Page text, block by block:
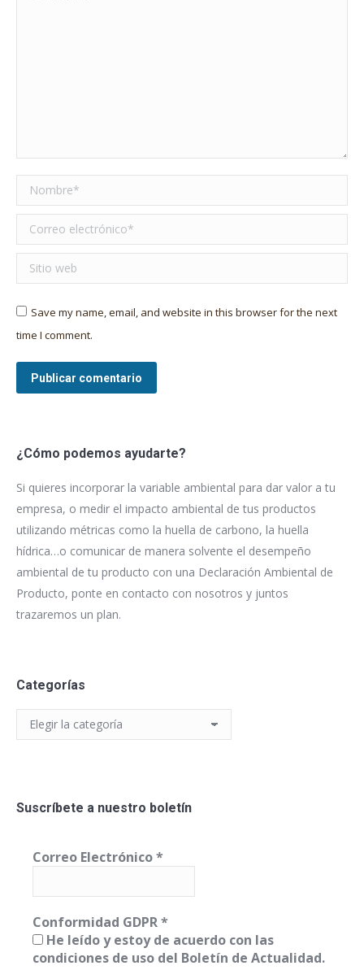
Nombre *
Correo electrónico *
Sitio web
Save my name, email, and website in this browser for the next
time I comment.
Publicar comentario
¿Cómo podemos ayudarte?
Si quieres incorporar la variable ambiental para dar valor a tu
empresa, o medir el impacto ambiental de tus productos
utilizando métricas como la huella de carbono, la huella
hídrica…o comunicar de manera solvente el desempeño
ambiental de tu producto con una Declaración Ambiental de
Producto, ponte en contacto con nosotros y juntos
trazaremos un plan.
Categorías
Categorías
Suscríbete a nuestro boletín
Correo Electrónico*
Conformidad GDPR*
He leído y estoy de acuerdo con las
condiciones de uso del Boletín de Actualidad.